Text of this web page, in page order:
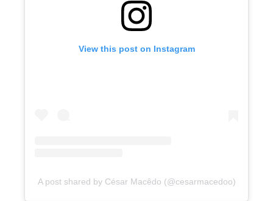
View this post on Instagram
A post shared by César Macêdo (@cesarmacedoo)